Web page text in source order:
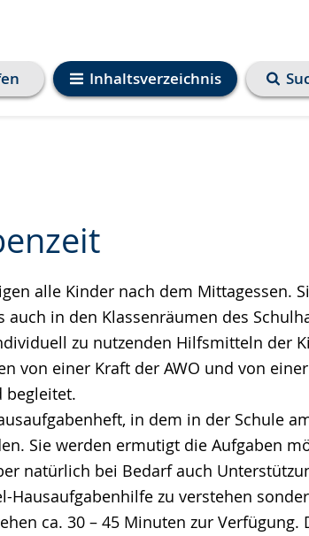
Inhaltsverzeichnis
alle Kinder nach dem Mittagessen.
auch in den Klassenräumen des
zu nutzenden Hilfsmitteln der
von einer Kraft der AWO und von
begleitet.
in dem in der Schule
Sie werden ermutigt die Aufgaben
natürlich bei Bedarf auch
Hausaufgabenhilfe zu verstehen
ca. 30 – 45 Minuten zur Verfügung.